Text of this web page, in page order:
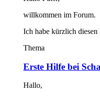
willkommen im Forum.
Ich habe kürzlich diesen
Thema
Erste Hilfe bei
Hallo,